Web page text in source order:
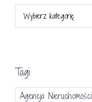
Tagi
Agencja Nieruchomości